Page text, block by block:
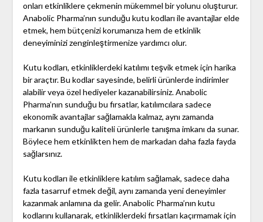
onları etkinliklere çekmenin mükemmel bir yolunu oluşturur.
Anabolic Pharma’nın sunduğu kutu kodları ile avantajlar elde
etmek, hem bütçenizi korumanıza hem de etkinlik
deneyiminizi zenginleştirmenize yardımcı olur.
Kutu kodları, etkinliklerdeki katılımı teşvik etmek için harika
bir araçtır. Bu kodlar sayesinde, belirli ürünlerde indirimler
alabilir veya özel hediyeler kazanabilirsiniz. Anabolic
Pharma’nın sunduğu bu fırsatlar, katılımcılara sadece
ekonomik avantajlar sağlamakla kalmaz, aynı zamanda
markanın sunduğu kaliteli ürünlerle tanışma imkanı da sunar.
Böylece hem etkinlikten hem de markadan daha fazla fayda
sağlarsınız.
Kutu kodları ile etkinliklere katılım sağlamak, sadece daha
fazla tasarruf etmek değil, aynı zamanda yeni deneyimler
kazanmak anlamına da gelir. Anabolic Pharma’nın kutu
kodlarını kullanarak, etkinliklerdeki fırsatları kaçırmamak için